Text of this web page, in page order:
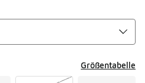
Größentabelle